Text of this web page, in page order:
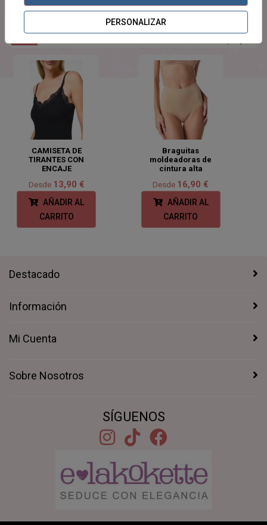
PRODUCTOS RELACIONADOS
CAMISETA DE
TIRANTES CON
ENCAJE
Desde 13,90 €
AÑADIR AL
CARRITO
Braguitas
moldeadoras de
cintura alta
Desde 16,90 €
AÑADIR AL
CARRITO
Destacado
Información
Mi Cuenta
Sobre Nosotros
SÍGUENOS
PERSONALIZAR